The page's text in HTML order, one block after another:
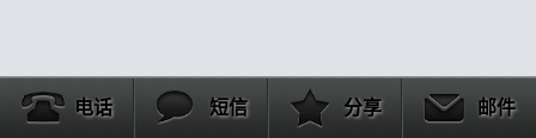
电话 短信 分享 邮件